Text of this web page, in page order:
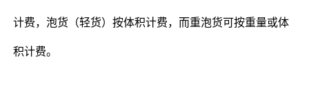
计费，泡货（轻货）按体积计费，而重泡货可按重量或体
积计费。